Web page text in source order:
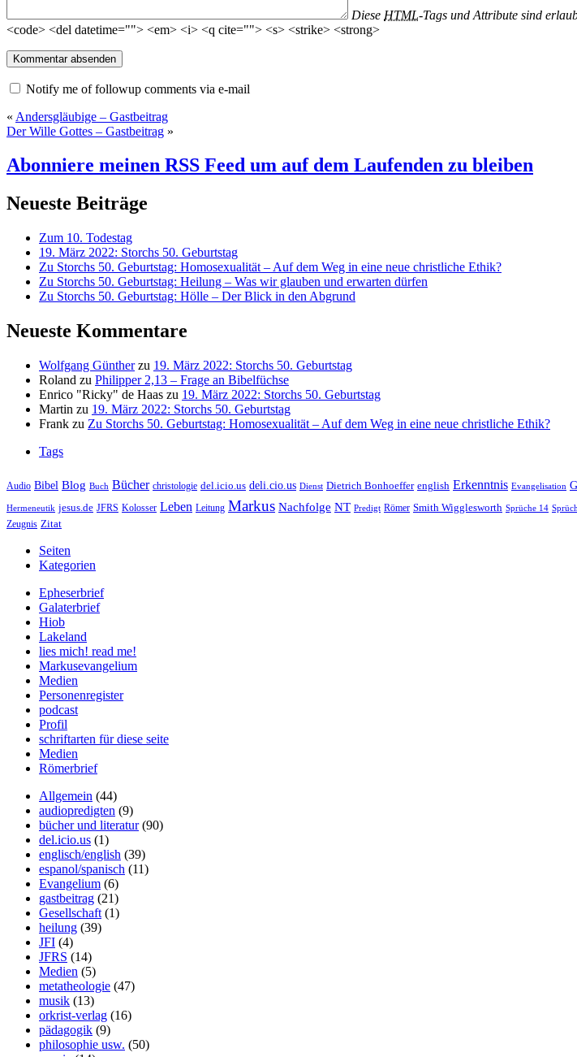
Diese HTML-Tags und Attribute sind
<code> <del datetime=""> <em> <i> <q cite=""> <s> <strike> <strong>
Notify me of followup comments via e-mail
« Andersgläubige – Gastbeitrag
Der Wille Gottes – Gastbeitrag »
Abonniere meinen RSS Feed um auf dem Laufenden zu bleiben
Neueste Beiträge
Zum 10. Todestag
19. März 2022: Storchs 50. Geburtstag
Zu Storchs 50. Geburtstag: Homosexualität – Auf dem Weg in eine neue christliche Ethik?
Zu Storchs 50. Geburtstag: Heilung – Was wir glauben und erwarten dürfen
Zu Storchs 50. Geburtstag: Hölle – Der Blick in den Abgrund
Neueste Kommentare
Wolfgang Güntherzu 19. März 2022: Storchs 50. Geburtstag
Roland zu Philipper 2,13 – Frage an Bibelfüchse
Enrico "Ricky" de Haas zu 19. März 2022: Storchs 50. Geburtstag
Martin zu 19. März 2022: Storchs 50. Geburtstag
Frank zu Zu Storchs 50. Geburtstag: Homosexualität – Auf dem Weg in eine neue christliche Ethik?
Tags
Audio Bibel Blog Buch Bücher christologie del.icio.us deli.cio.us Dienst Dietrich Bonhoeffer english Erkenntnis Evangelisation
Hermeneutik jesus.de JFRS Kolosser Leben Leitung Markus Nachfolge NT Predigt Römer Smith Wigglesworth Sprüche 14
Zeugnis Zitat
Seiten
Kategorien
Epheserbrief
Galaterbrief
Hiob
Lakeland
lies mich! read me!
Markusevangelium
Medien
Personenregister
podcast
Profil
schriftarten für diese seite
Medien
Römerbrief
Allgemein (44)
audiopredigten (9)
bücher und literatur(90)
del.icio.us (1)
englisch/english (39)
espanol/spanisch (11)
Evangelium (6)
gastbeitrag (21)
Gesellschaft (1)
heilung (39)
JFI (4)
JFRS (14)
Medien (5)
metatheologie (47)
musik (13)
orkrist-verlag (16)
pädagogik (9)
philosophie usw. (50)